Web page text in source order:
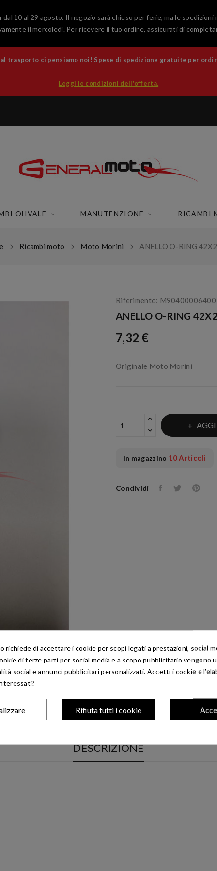
dal 10 al 29 agosto. Il negozio sarà chiuso per ferie, ma le spedizioni
il mercoledì. Per ricevere il tuo ordine, assicurati di
al trasporto ci pensiamo noi! Spese di spedizione gratuite per
Leggi le condizioni dell'offerta.
OHVALE MANUTENZIONE RICAMBI
Ricambi moto Moto Morini ANELLO O-RING
Riferimento: M90400006400
ANELLO O-RING
7,32 €
Originale Moto Morini
In magazzino 10 Articoli
Condividi
DESCRIZIONE
richiede di accettare i cookie per scopi legati a prestazioni, social
di terze parti per social media e a scopo pubblicitario vengono
social e annunci pubblicitari personalizzati. Accetti i cookie e
Rifiuta tutti i cookie